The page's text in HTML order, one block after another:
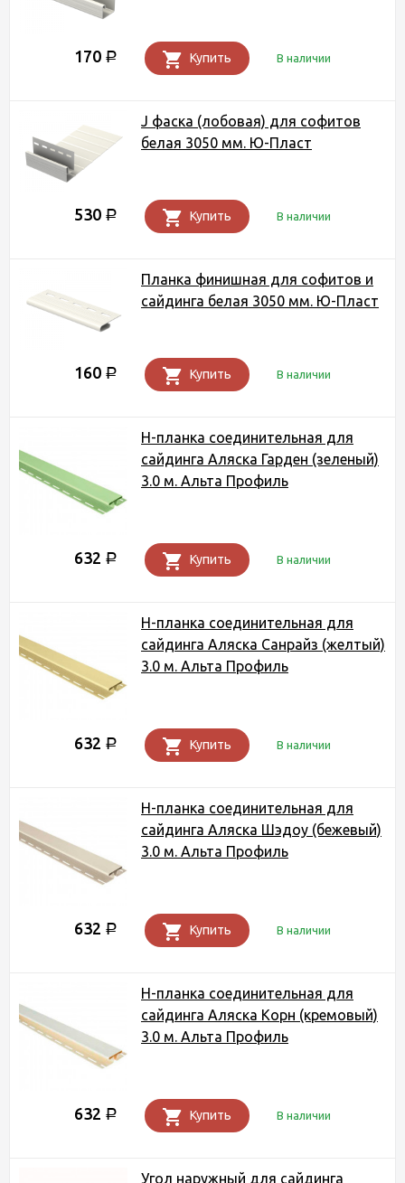
170 Р Купить В наличии
J фаска (лобовая) для софитов
белая 3050 мм. Ю-Пласт
530 Р Купить В наличии
Планка финишная для софитов и
сайдинга белая 3050 мм. Ю-Пласт
160 Р Купить В наличии
Н-планка соединительная для
сайдинга Аляска Гарден (зеленый)
3.0 м. Альта Профиль
632 Р Купить В наличии
Н-планка соединительная для
сайдинга Аляска Санрайз (желтый)
3.0 м. Альта Профиль
632 Р Купить В наличии
Н-планка соединительная для
сайдинга Аляска Шэдоу (бежевый)
3.0 м. Альта Профиль
632 Р Купить В наличии
Н-планка соединительная для
сайдинга Аляска Корн (кремовый)
3.0 м. Альта Профиль
632 Р Купить В наличии
Угол наружный для сайдинга